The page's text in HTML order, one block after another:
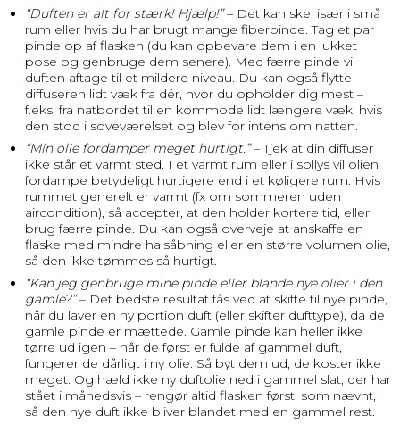
“Duften er alt for stærk! Hjælp!”– Det kan ske, især i små
rum eller hvis du har brugt mange fiberpinde. Tag et par
pinde op af flasken (du kan opbevare dem i en lukket
pose og genbruge dem senere). Med færre pinde vil
duften aftage til et mildere niveau. Du kan også flytte
diffuseren lidt væk fra dér, hvor du opholder dig mest –
f.eks. fra natbordet til en kommode lidt længere væk, hvis
den stod i soveværelset og blev for intens om natten.
“Min olie fordamper meget hurtigt.”– Tjek at din diffuser
ikke står et varmt sted. I et varmt rum eller i sollys vil olien
fordampe betydeligt hurtigere end i et køligere rum. Hvis
rummet generelt er varmt (fx om sommeren uden
aircondition), så accepter, at den holder kortere tid, eller
brug færre pinde. Du kan også overveje at anskaffe en
flaske med mindre halsåbning eller en større volumen olie,
så den ikke tømmes så hurtigt.
“Kan jeg genbruge mine pinde eller blande nye olier i den
gamle?”– Det bedste resultat fås ved at skifte til nye pinde,
når du laver en ny portion duft (eller skifter dufttype), da de
gamle pinde er mættede. Gamle pinde kan heller ikke
tørre ud igen – når de først er fulde af gammel duft,
fungerer de dårligt i ny olie. Så byt dem ud, de koster ikke
meget. Og hæld ikke ny duftolie ned i gammel slat, der har
stået i månedsvis – rengør altid flasken først, som nævnt,
så den nye duft ikke bliver blandet med en gammel rest.